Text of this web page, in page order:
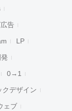
告
LP
0→1
クデザイン
ェブ